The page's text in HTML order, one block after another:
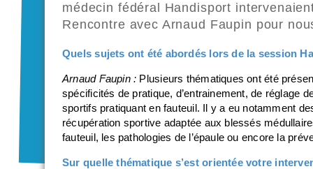
médecin fédéral Handisport
Rencontre avec Arnaud Faupin pour
Quels sujets ont été abordés lors de la session
Arnaud Faupin : Plusieurs thématiques ont été
spécificités de pratique, d’entrainement, de réglage
sportifs pratiquant en fauteuil. Il y a eu notamment
récupération sportive adaptée aux blessés
fauteuil, les pathologies de l’épaule ou encore la
Sur quelle thématique s’est orientée votre